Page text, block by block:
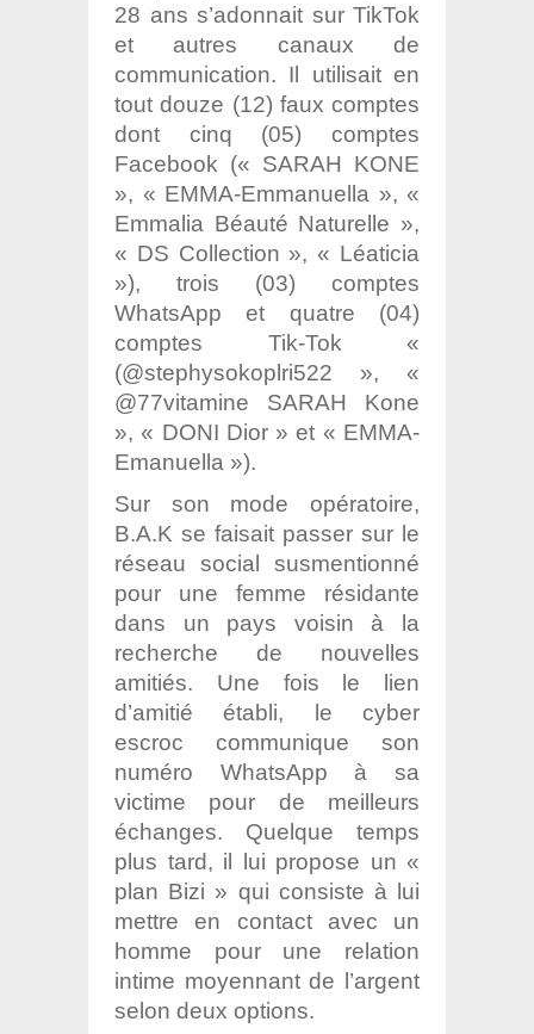
28 ans s’adonnait sur TikTok
et autres canaux de
communication. Il utilisait en
tout douze (12) faux comptes
dont cinq (05) comptes
Facebook (« SARAH KONE
», « EMMA-Emmanuella », «
Emmalia Béauté Naturelle »,
« DS Collection », « Léaticia
»), trois (03) comptes
WhatsApp et quatre (04)
comptes Tik-Tok «
(@stephysokoplri522 », «
@77vitamine SARAH Kone
», « DONI Dior » et « EMMA-
Emanuella »).
Sur son mode opératoire,
B.A.K se faisait passer sur le
réseau social susmentionné
pour une femme résidante
dans un pays voisin à la
recherche de nouvelles
amitiés. Une fois le lien
d’amitié établi, le cyber
escroc communique son
numéro WhatsApp à sa
victime pour de meilleurs
échanges. Quelque temps
plus tard, il lui propose un «
plan Bizi » qui consiste à lui
mettre en contact avec un
homme pour une relation
intime moyennant de l’argent
selon deux options.